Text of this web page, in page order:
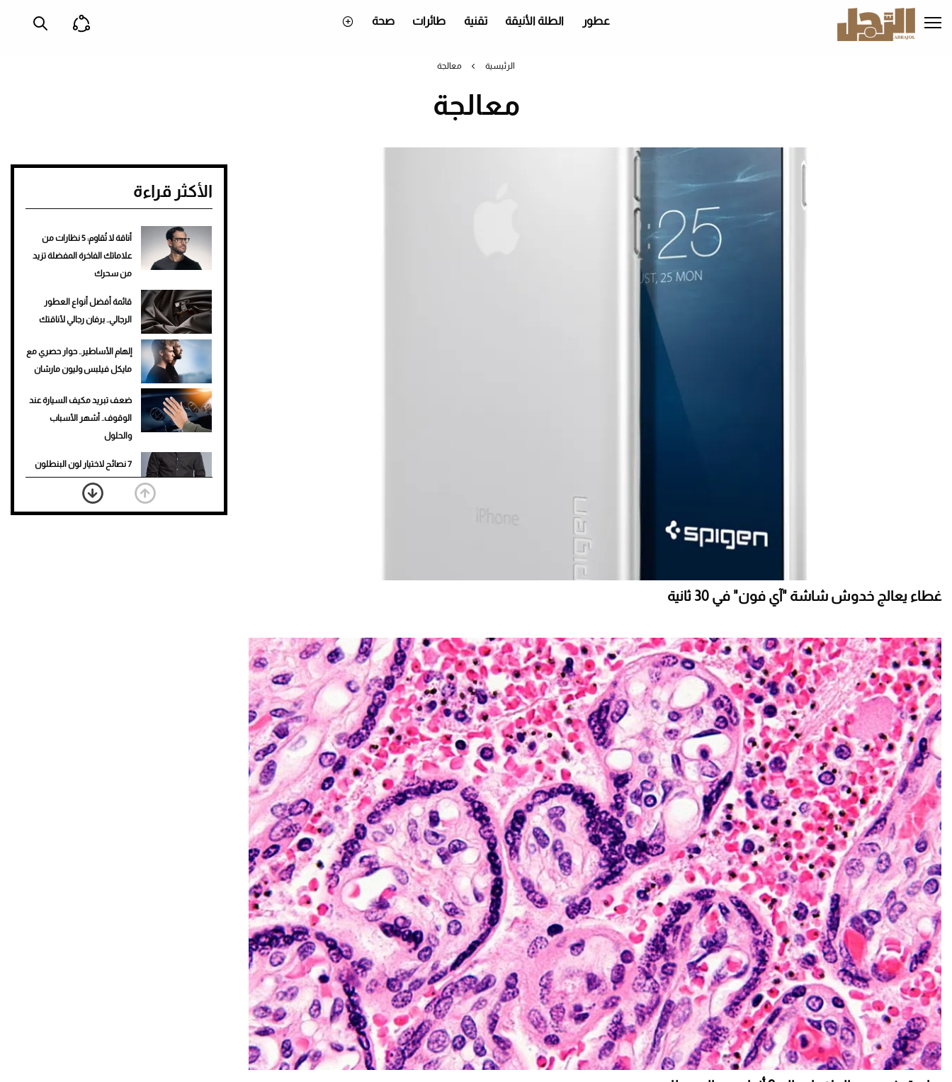
إلى
المحتوى
عطور الطلة الأنيقة تقنية طائرات صحة
الرئيسية معالجة
معالجة
غطاء يعالج خدوش شاشة "آي فون" في 30 ثانية
الأكثر قراءة
أناقة لا تُقاوم: 5 نظارات من
علاماتك الفاخرة المفضلة تزيد
من سحرك
قائمة أفضل أنواع العطور
الرجالي.. برفان رجالي لأناقتك
إلهام الأساطير.. حوار حصري مع
مايكل فيلبس وليون مارشان
ضعف تبريد مكيف السيارة عند
الوقوف.. أشهر الأسباب
والحلول
7 نصائح لاختيار لون البنطلون
المناسب للقميص الأسود
نرى المستقبل من خلال